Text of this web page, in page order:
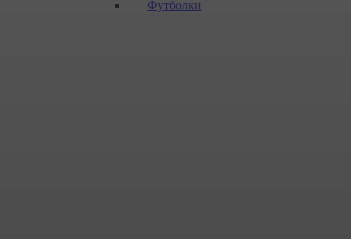
Футболки